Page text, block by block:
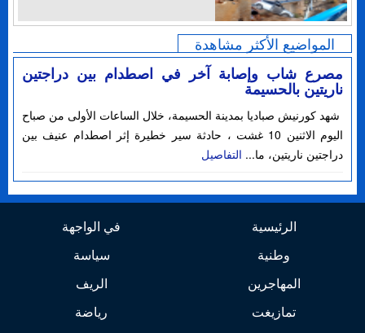
المواضيع الأكثر مشاهدة
مصرع شاب وإصابة آخر في اصطدام بين دراجتين
ناريتين بالحسيمة
شهد كورنيش صباديا بمدينة الحسيمة، خلال الساعات الأولى من صباح
اليوم الاثنين 10 غشت ، حادثة سير خطيرة إثر اصطدام عنيف بين
دراجتين ناريتين، ما... التفاصيل
في الواجهة
الرئيسية
سياسة
وطنية
الريف
المهاجرين
رياضة
تمازيغت